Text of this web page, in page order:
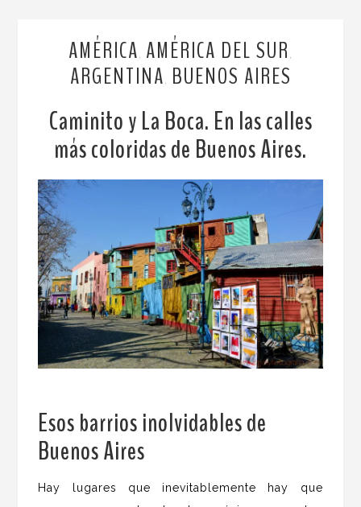
AMÉRICA AMÉRICA DEL SUR
ARGENTINA BUENOS AIRES
Caminito y La Boca. En las calles
más coloridas de Buenos Aires.
Esos barrios inolvidables de
Buenos Aires
Hay lugares que inevitablemente hay que